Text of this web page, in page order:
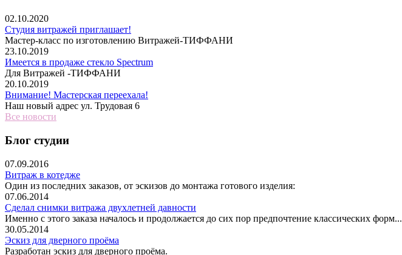
02.10.2020
Студия витражей приглашает!
Мастер-класс по изготовлению Витражей-ТИФФАНИ
23.10.2019
Имеется в продаже стекло Spectrum
Для Витражей -ТИФФАНИ
20.10.2019
Внимание! Мастерская переехала!
Наш новый адрес ул. Трудовая 6
Все новости
Блог студии
07.09.2016
Витраж в котедже
Один из последних заказов, от эскизов до монтажа готового изделия:
07.06.2014
Сделал снимки витража двухлетней давности
Именно с этого заказа началось и продолжается до сих пор предпочтение классических форм...
30.05.2014
Эскиз для дверного проёма
Разработан эскиз для дверного проёма.